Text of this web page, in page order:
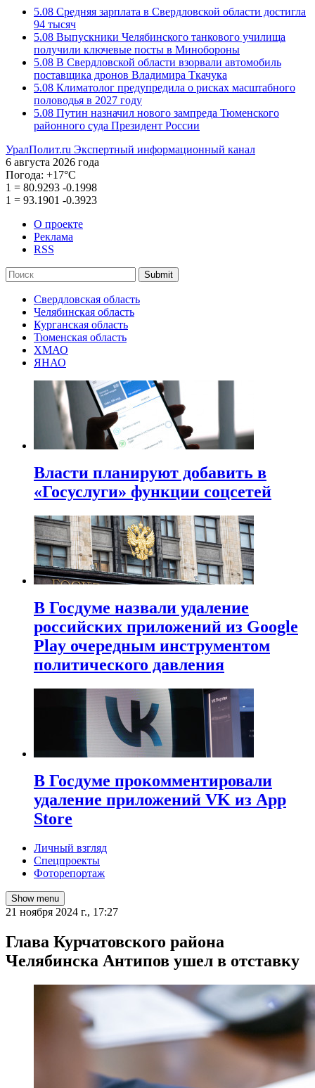
5.08 Средняя зарплата в Свердловской области достигла
94 тысяч
5.08 Выпускники Челябинского танкового училища
получили ключевые посты в Минобороны
5.08 В Свердловской области взорвали автомобиль
поставщика дронов Владимира Ткачука
5.08 Климатолог предупредила о рисках масштабного
половодья в 2027 году
5.08 Путин назначил нового зампреда Тюменского
районного суда Президент России
УралПолит.ru Экспертный информационный канал
6 августа 2026 года
Погода: +17°С
1 = 80.9293 -0.1998
1 = 93.1901 -0.3923
О проекте
Реклама
RSS
Submit
Свердловская область
Челябинская область
Курганская область
Тюменская область
ХМАО
ЯНАО
Власти планируют добавить в
«Госуслуги» функции соцсетей
В Госдуме назвали удаление
российских приложений из Google
Play очередным инструментом
политического давления
В Госдуме прокомментировали
удаление приложений VK из App
Store
Личный взгляд
Спецпроекты
Фоторепортаж
Show menu
21 ноября 2024 г., 17:27
Глава Курчатовского района
Челябинска Антипов ушел в отставку